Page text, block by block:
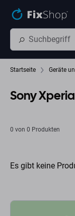
Startseite Geräte
Sony Xperia
0 von 0 Produkten
Es gibt keine